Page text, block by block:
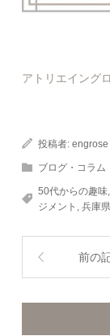
アトリエイング
投稿者:engrose
ブログ・コラム
50代からの趣味
ジメント
,兵庫
前の